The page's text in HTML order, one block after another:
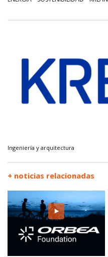
Ingeniería y arquitectura
+ noticias relacionadas